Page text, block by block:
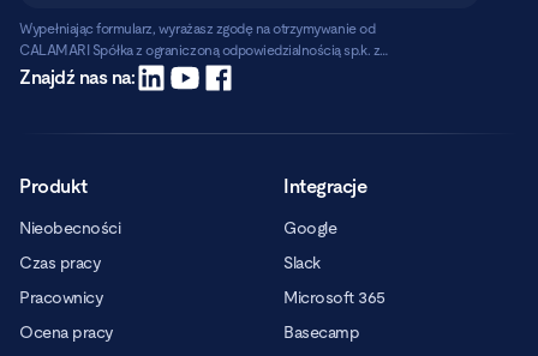
Wypełniając formularz, wyrażasz zgodę na otrzymywanie od
CALAMARI Spółka z ograniczoną odpowiedzialnością sp.k. z
siedzibą w Warszawie, ul. Chmielna 2/31, 00-020 Warszawa,
informacji handlowych pocztą elektroniczną.
Czytaj dalej
Znajdź nas na:
Produkt
Nieobecności
Czas pracy
Pracownicy
Ocena pracy
Integracje
Google
Slack
Microsoft 365
Basecamp